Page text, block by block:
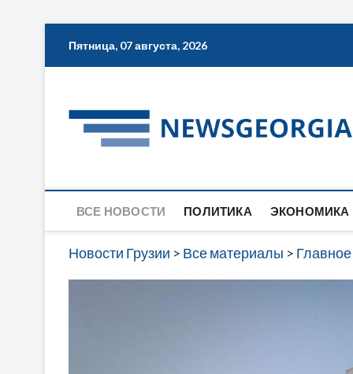
Пятница, 07 августа, 2026
ВСЕ НОВОСТИ ПОЛИТИКА ЭКОНОМИКА
Новости Грузии > Все материалы > Главное